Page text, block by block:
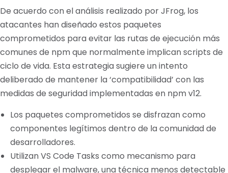
De acuerdo con el análisis realizado por JFrog, los
atacantes han diseñado estos paquetes
comprometidos para evitar las rutas de ejecución más
comunes de npm que normalmente implican scripts de
ciclo de vida. Esta estrategia sugiere un intento
deliberado de mantener la ‘compatibilidad’ con las
medidas de seguridad implementadas en npm v12.
Los paquetes comprometidos se disfrazan como
componentes legítimos dentro de la comunidad de
desarrolladores.
Utilizan VS Code Tasks como mecanismo para
desplegar el malware, una técnica menos detectable